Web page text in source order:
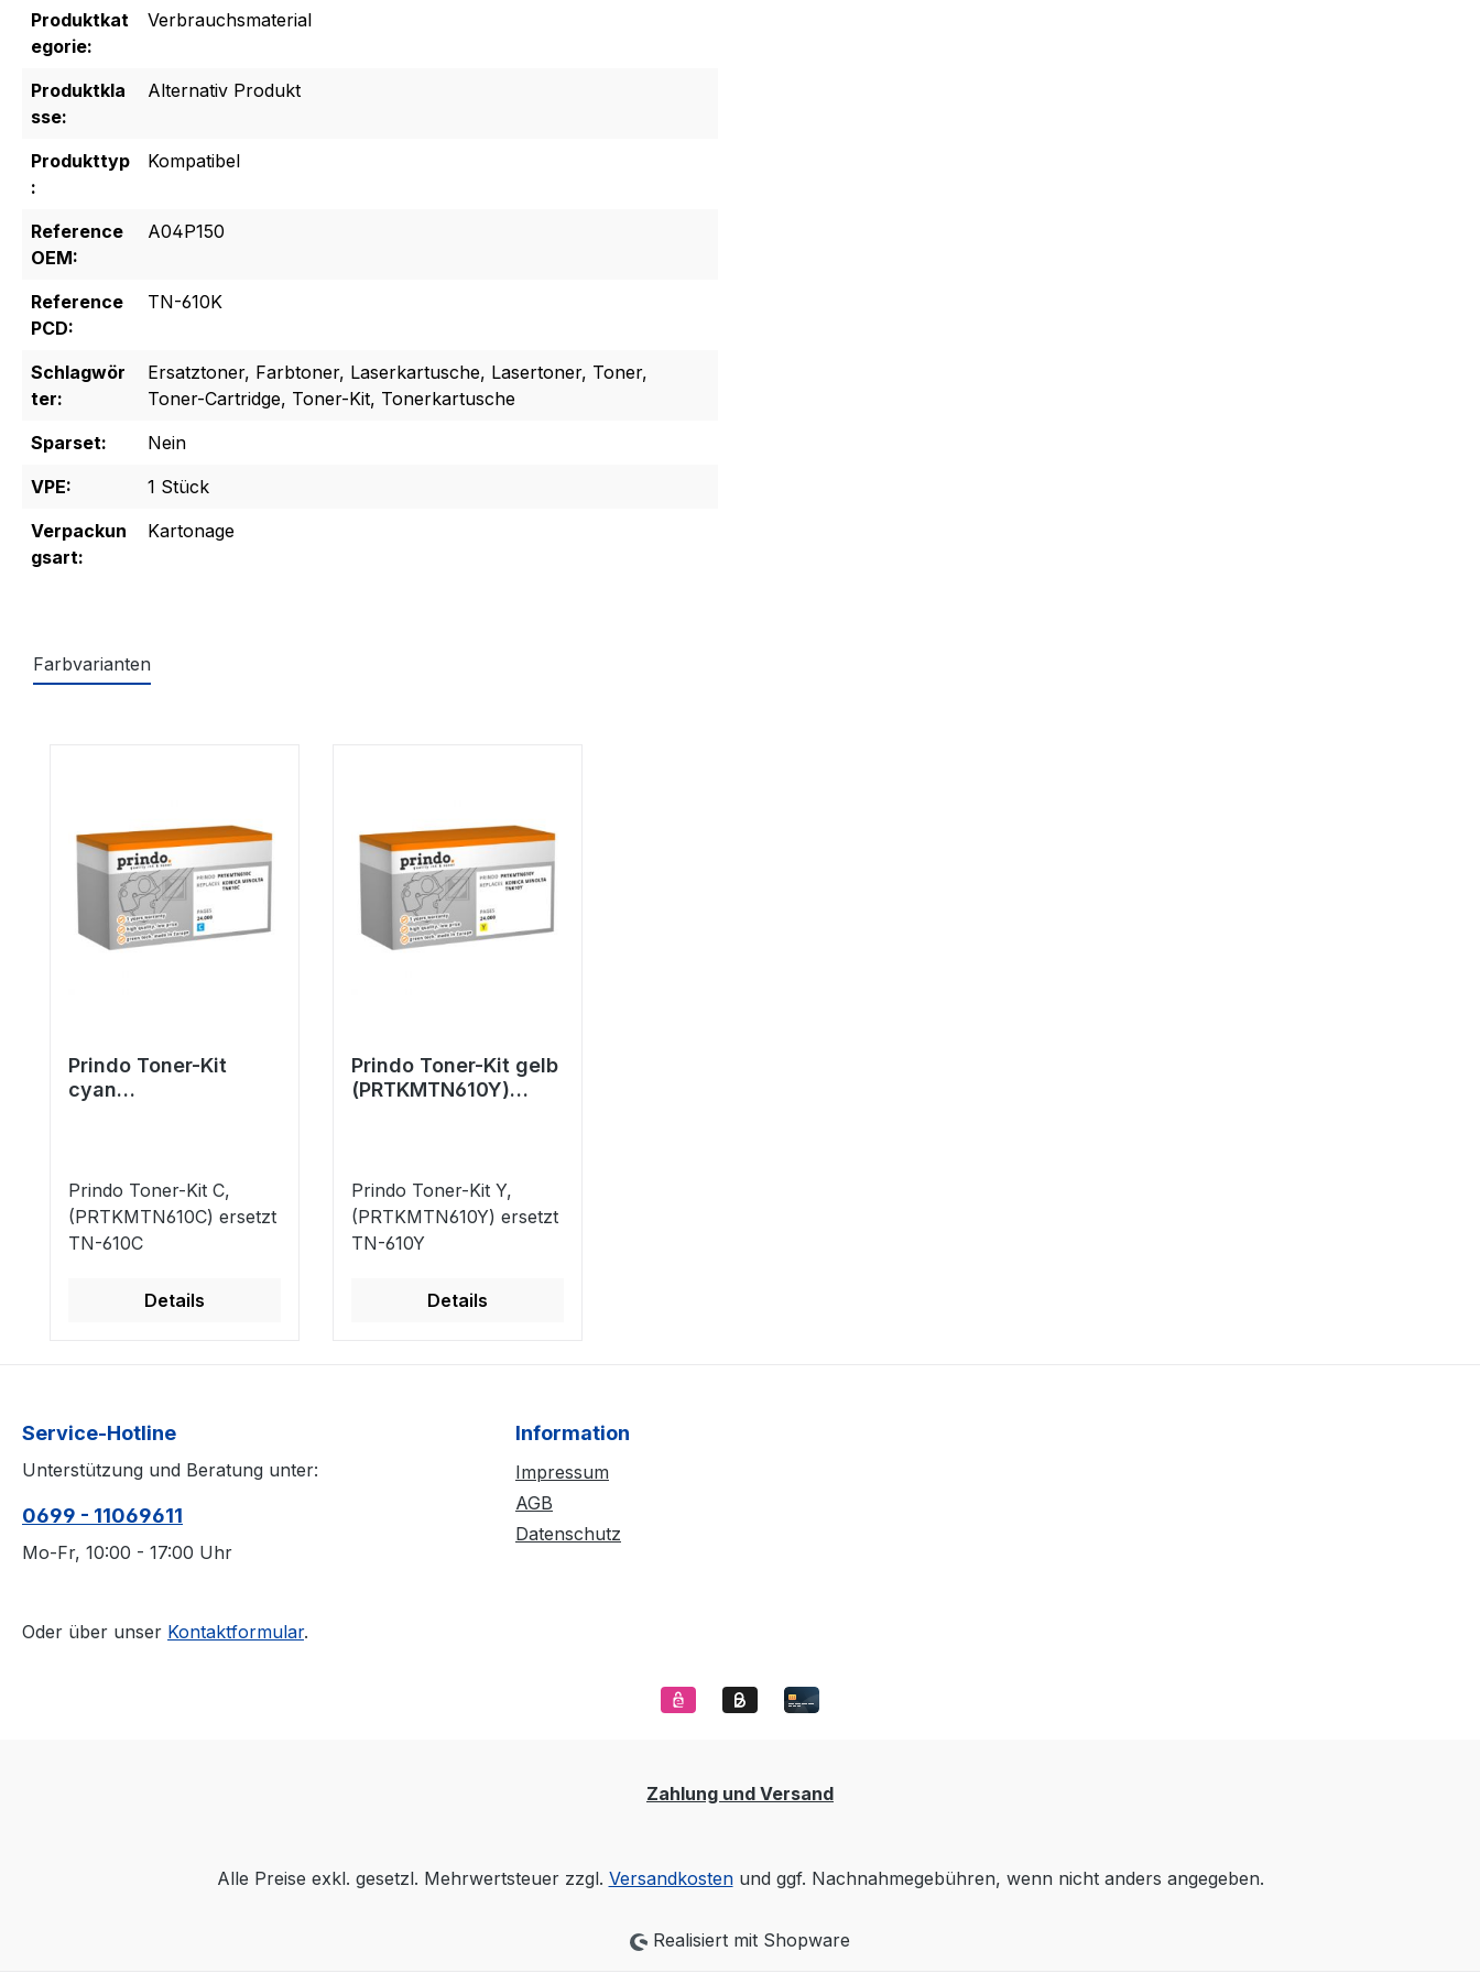
Produktkat
egorie:
Verbrauchsmaterial
Produktkla
sse:
Alternativ Produkt
Produkttyp
:
Kompatibel
Reference
OEM:
A04P150
Reference
PCD:
TN-610K
Schlagwör
ter:
Ersatztoner, Farbtoner, Laserkartusche, Lasertoner, Toner,
Toner-Cartridge, Toner-Kit, Tonerkartusche
Sparset:
Nein
VPE:
1 Stück
Verpackun
gsart:
Kartonage
Farbvarianten
Prindo Toner-Kit
cyan
Prindo Toner-Kit C,
(PRTKMTN610C) ersetzt
TN-610C
Details
Prindo Toner-Kit gelb
(PRTKMTN610Y)
Prindo Toner-Kit Y,
(PRTKMTN610Y) ersetzt
TN-610Y
Details
Service-Hotline
Unterstützung und Beratung unter:
0699 - 11069611
Mo-Fr, 10:00 - 17:00 Uhr
Oder über unser Kontaktformular.
Information
Impressum
AGB
Datenschutz
Zahlung und Versand
Alle Preise exkl. gesetzl. Mehrwertsteuer zzgl. Versandkostenund ggf. Nachnahmegebühren, wenn nicht anders angegeben.
Realisiert mit Shopware